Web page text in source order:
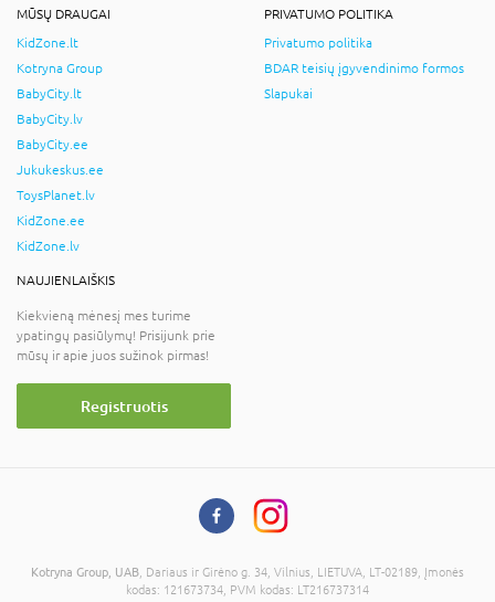
MŪSŲ DRAUGAI
KidZone.lt
Kotryna Group
BabyCity.lt
BabyCity.lv
BabyCity.ee
Jukukeskus.ee
ToysPlanet.lv
KidZone.ee
KidZone.lv
PRIVATUMO POLITIKA
Privatumo politika
BDAR teisių įgyvendinimo formos
Slapukai
NAUJIENLAIŠKIS
Kiekvieną mėnesį mes turime
ypatingų pasiūlymų! Prisijunk prie
mūsų ir apie juos sužinok pirmas!
Registruotis
Kotryna Group, UAB , Dariaus ir Girėno g. 34, Vilnius, LIETUVA, LT-02189, Įmonės
kodas: 121673734, PVM kodas: LT216737314